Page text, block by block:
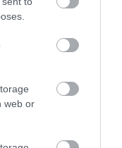
web or
έλαιο που